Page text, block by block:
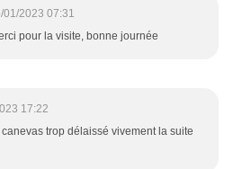
01/2023 07:31
pour la visite, bonne journée
17:22
trop délaissé vivement la suite